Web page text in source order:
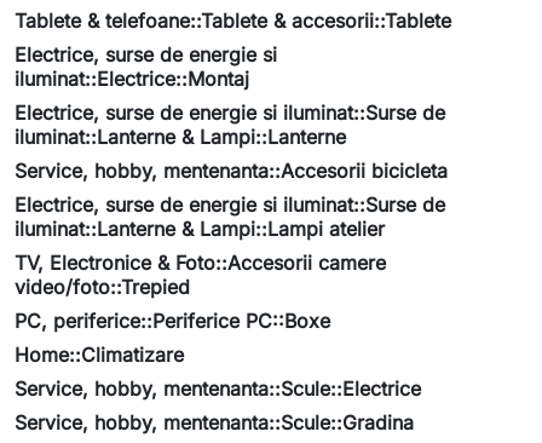
Tablete & telefoane::Tablete & accesorii::Tablete
Electrice, surse de energie si
iluminat::Electrice::Montaj
Electrice, surse de energie si iluminat::Surse de
iluminat::Lanterne & Lampi::Lanterne
Service, hobby, mentenanta::Accesorii bicicleta
Electrice, surse de energie si iluminat::Surse de
iluminat::Lanterne & Lampi::Lampi atelier
TV, Electronice & Foto::Accesorii camere
video/foto::Trepied
PC, periferice::Periferice PC::Boxe
Home::Climatizare
Service, hobby, mentenanta::Scule::Electrice
Service, hobby, mentenanta::Scule::Gradina